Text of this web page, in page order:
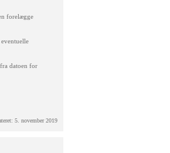
forelægge
datoen for
5. november 2019